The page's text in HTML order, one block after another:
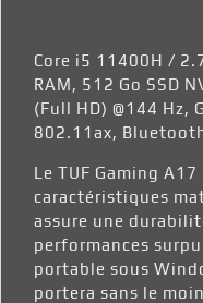
Core i5 11400H /
RAM, 512 Go SSD
(Full HD) @144 Hz,
802.11ax,
Le TUF Gaming
caractéristiques
assure une
performances
portable sous
portera sans le